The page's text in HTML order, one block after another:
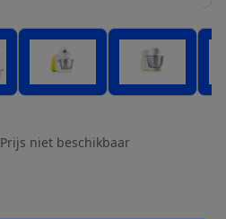
Prijs niet beschikbaar